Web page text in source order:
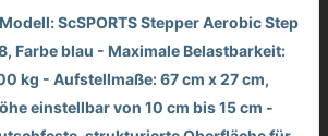
ScSPORTS Stepper Aerobic Step
Farbe blau - Maximale Belastbarkeit:
kg - Aufstellmaße: 67 cm x 27 cm,
einstellbar von 10 cm bis 15 cm -